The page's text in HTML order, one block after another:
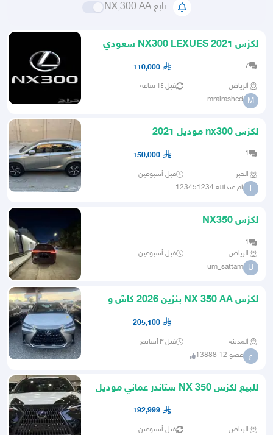
تابع NX,300 AA
لكزس 2021 NX300 LEXUES سعودي
7
110,000
الرياض قبل ١٤ ساعة
M
mralrashed
لكزس nx300 موديل 2021
1
150,000
الخبر قبل أسبوعين
ا ام عبدالله 123451234
لكزس NX350
1
الرياض
قبل أسبوعين
U
um_sattam
لكزس NX 350 AA بنزين 2026 كاش و
205,100
المدينة قبل ٣ أسابيع
ع عضو 12 13888
للبيع لكزس NX 350 ستاندر عماني موديل
192,999
الرياض قبل أسبوعين